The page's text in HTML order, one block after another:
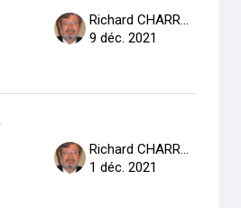
Richard CHARRON
9 déc. 2021
Richard CHARRON
1 déc. 2021